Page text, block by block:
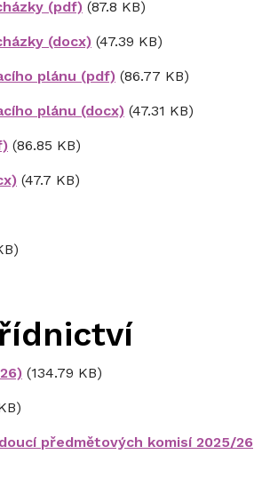
(pdf) (87.8 KB)
(docx) (47.39 KB)
plánu (pdf) (86.77 KB)
plánu (docx) (47.31 KB)
(86.85 KB)
(47.7 KB)
(134.79 KB)
předmětových komisí 2025/26